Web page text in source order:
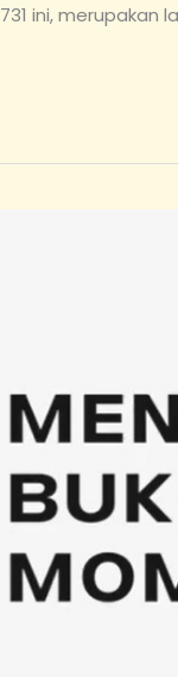
ini, merupakan